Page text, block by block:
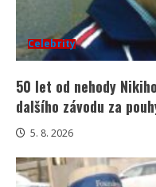
Celebrity
50 let od nehody
dalšího závodu za
5. 8. 2026